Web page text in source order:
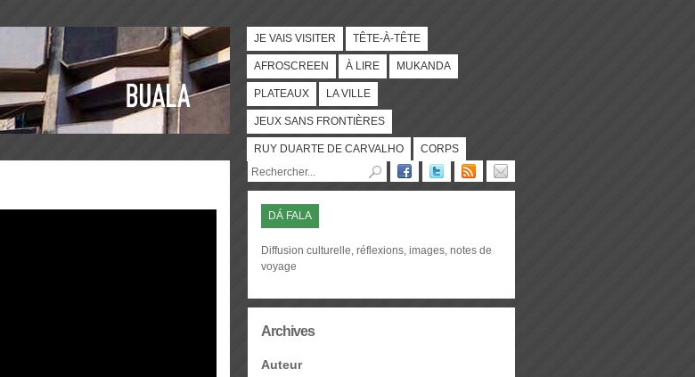
JE VAIS VISITER TÊTE-À-TÊTE
AFROSCREEN À LIRE MUKANDA
PLATEAUX LA VILLE
JEUX SANS FRONTIÈRES
RUY DUARTE DE CARVALHO CORPS
DÁ FALA
Diffusion culturelle, réflexions, images, notes de
voyage
Archives
Auteur